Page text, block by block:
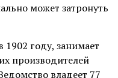
может затронуть
году, занимает
производителей
владеет 77